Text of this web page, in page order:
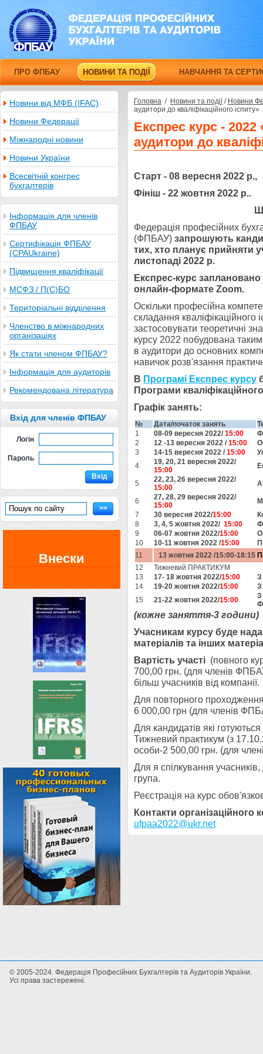
ПРО ФПБАУ НОВИНИ ТА ПОДІЇ НАВЧАННЯ ТА
Новини від МФБ (IFAC)
Новини Федерації
Міжнародні новини
Новини України
Всесвітній конгрес
бухгалтерів
Інформація для членів
ФПБАУ
Сертифікація ФПБАУ
(CPAUkraine)
Підвищення кваліфікації
МСФЗ / П(С)БО
Територіальні відділення
Членство в міжнародних
організаціях
Як стати членом ФПБАУ?
Інформація для аудиторів
Рекомендована література
Вхід для членів ФПБАУ
Логін
Пароль
Вхід
>>
Внески
Головна / Новини та події/ Новини
аудитори до кваліфікаційного іспиту»
Експрес курс - 2022
аудитори до
Старт - 08 вересня 2022 р.,
Фініш - 22 жовтня 2022 р..
Федерація професійних
(ФПБАУ) запрошують
тих, хто планує прийняти
листопаді 2022 р.
Експрес-курс заплановано
онлайн-формате Zoom.
Оскільки професійна
складання кваліфікаційного
застосовувати теоретичні
курсу 2022 побудована
в аудитори до основних
навичок розв'язання
В Програмі Експрес курсу
Програми
Графік
№ Дата/початок занять
1
08-09 вересня 2022/ 15:00
2
12 -13 вересня 2022 / 15:00
3
14-15 вересня 2022 / 15:00
4
19, 20, 21 вересня 2022/
15:00
5
22, 23, 26 вересня 2022/
15:00
6
27, 28, 29 вересня 2022/
15:00
7
30 вересня 2022/15:00
8
3, 4, 5 жовтня 2022/ 15:00
9
06-07 жовтня 2022/15:00
10
10-11 жовтня 2022 /15:00
11
13 жовтня 2022 /15:00-18:15
12
Тижневий ПРАКТИКУМ
13
17- 18 жовтня 2022/15:00
З
14
19-20 жовтня 2022/15:00
З
15
21-22 жовтня 2022/15:00
З
(кожне заняття-3 години)
Учасникам курсу буде
матерiалiв та iнших
Вартість участі (повного
700,00 грн. (для членів
більш учасників від компанії.
Для повторного
6 000,00 грн (для членів
Для кандидатів які
Тижневий практикум (з
особи-2 500,00 грн. (для
Для я спiлкування
група.
Реєстрація на курс
Контакти організаційного
ufpaa2022@ukr.net
© 2005-2024. Федерація Професійних Бухгалтерів та Аудиторів України.
Усі права застережені.